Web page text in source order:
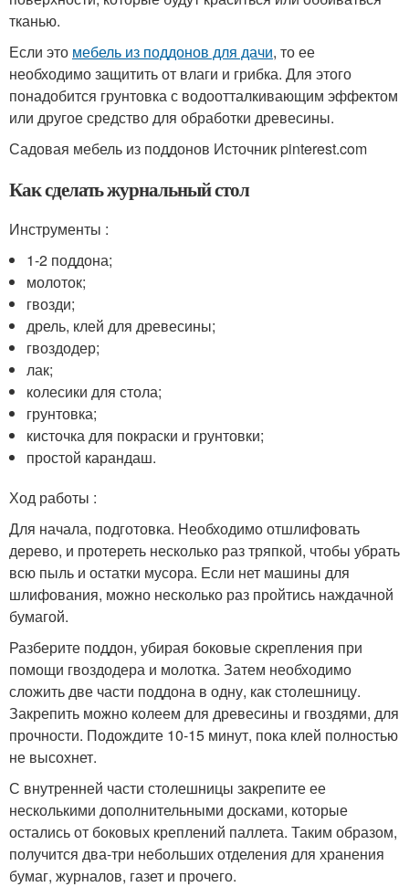
тканью.
Если это мебель из поддонов для дачи, то ее
необходимо защитить от влаги и грибка. Для этого
понадобится грунтовка с водоотталкивающим эффектом
или другое средство для обработки древесины.
Садовая мебель из поддонов Источник pinterest.com
Как сделать журнальный стол
Инструменты :
1-2 поддона;
молоток;
гвозди;
дрель, клей для древесины;
гвоздодер;
лак;
колесики для стола;
грунтовка;
кисточка для покраски и грунтовки;
простой карандаш.
Ход работы :
Для начала, подготовка. Необходимо отшлифовать
дерево, и протереть несколько раз тряпкой, чтобы убрать
всю пыль и остатки мусора. Если нет машины для
шлифования, можно несколько раз пройтись наждачной
бумагой.
Разберите поддон, убирая боковые скрепления при
помощи гвоздодера и молотка. Затем необходимо
сложить две части поддона в одну, как столешницу.
Закрепить можно колеем для древесины и гвоздями, для
прочности. Подождите 10-15 минут, пока клей полностью
не высохнет.
С внутренней части столешницы закрепите ее
несколькими дополнительными досками, которые
остались от боковых креплений паллета. Таким образом,
получится два-три небольших отделения для хранения
бумаг, журналов, газет и прочего.